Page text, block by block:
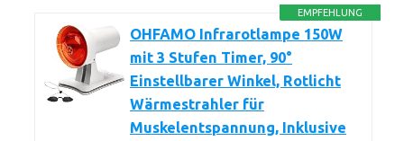
EMPFEHLUNG
OHFAMO Infrarotlampe 150W
mit 3 Stufen Timer, 90°
Einstellbarer Winkel, Rotlicht
Wärmestrahler für
Muskelentspannung, Inklusive